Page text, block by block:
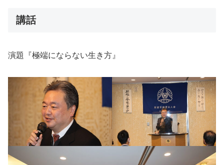
講話
演題『極端にならない生き方』